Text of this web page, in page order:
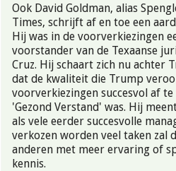
Ook David Goldman, alias
Times, schrijft af en toe een
Hij was in de voorverkiezingen
voorstander van de Texaanse
Cruz. Hij schaart zich nu achter
dat de kwaliteit die Trump
voorverkiezingen succesvol af
'Gezond Verstand' was. Hij
als vele eerder succesvolle
verkozen worden veel taken zal
anderen met meer ervaring of
kennis.